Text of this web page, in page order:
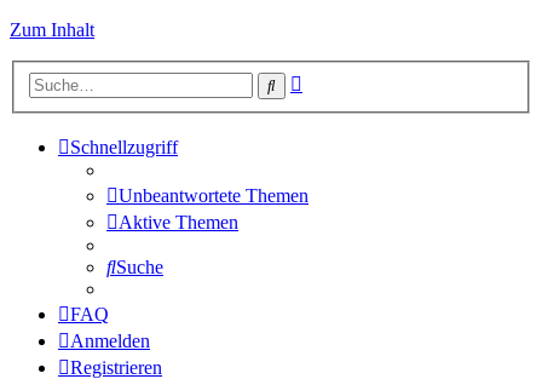
Zum Inhalt
Suche
Schnellzugriff
Unbeantwortete Themen
Aktive Themen
Suche
FAQ
Anmelden
Registrieren